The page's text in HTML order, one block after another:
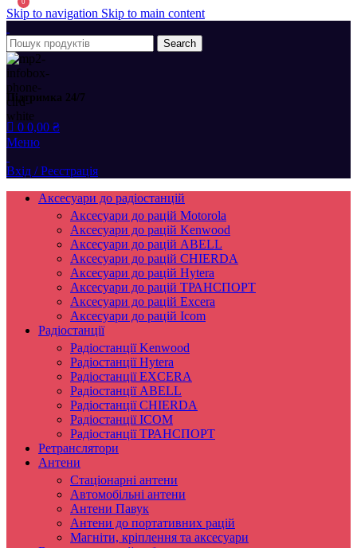
Skip to navigation Skip to main content
Search
Підтримка 24/7
0 0,00 ₴
Меню
Вхід / Реєстрація
Аксесуари до радіостанцій
Аксесуари до рацій Motorola
Аксесуари до рацій Kenwood
Аксесуари до рацій ABELL
Аксесуари до рацій CHIERDA
Аксесуари до рацій Hytera
Аксесуари до рацій ТРАНСПОРТ
Аксесуари до рацій Excera
Аксесуари до рацій Icom
Радіостанції
Радіостанції Kenwood
Радіостанції Hytera
Радіостанції EXCERA
Радіостанції ABELL
Радіостанції CHIERDA
Радіостанції ICOM
Радіостанції ТРАНСПОРТ
Ретранслятори
Антени
Стаціонарні антени
Автомобільні антени
Антени Павук
Антени до портативних рацій
Магніти, кріплення та аксесуари
0